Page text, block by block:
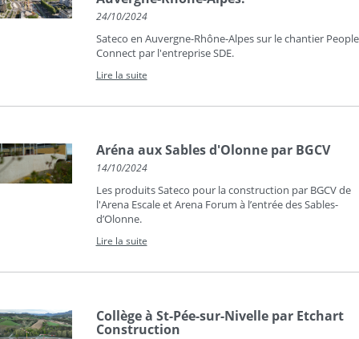
24/10/2024
Sateco en Auvergne-Rhône-Alpes sur le chantier People
Connect par l'entreprise SDE.
Lire la suite
Aréna aux Sables d'Olonne par BGCV
14/10/2024
Les produits Sateco pour la construction par BGCV de
l'Arena Escale et Arena Forum à l’entrée des Sables-
d’Olonne.
Lire la suite
Collège à St-Pée-sur-Nivelle par Etchart
Construction